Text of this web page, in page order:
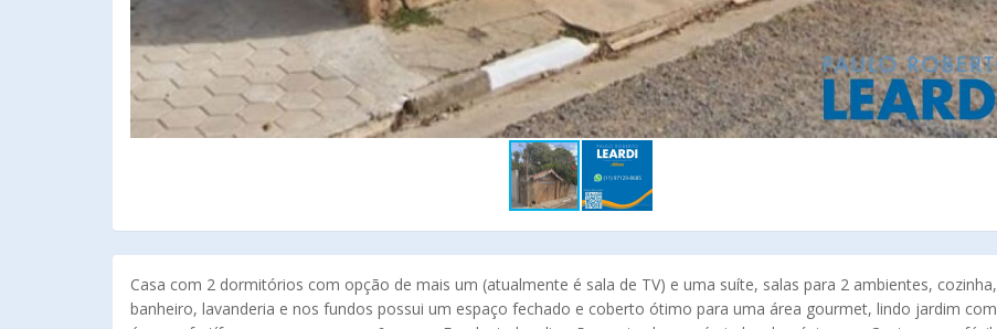
Casa com 2 dormitórios com opção de mais um (atualmente é sala de TV) e uma suíte, salas para 2 ambientes, cozinha,
banheiro, lavanderia e nos fundos possui um espaço fechado e coberto ótimo para uma área gourmet, lindo jardim com